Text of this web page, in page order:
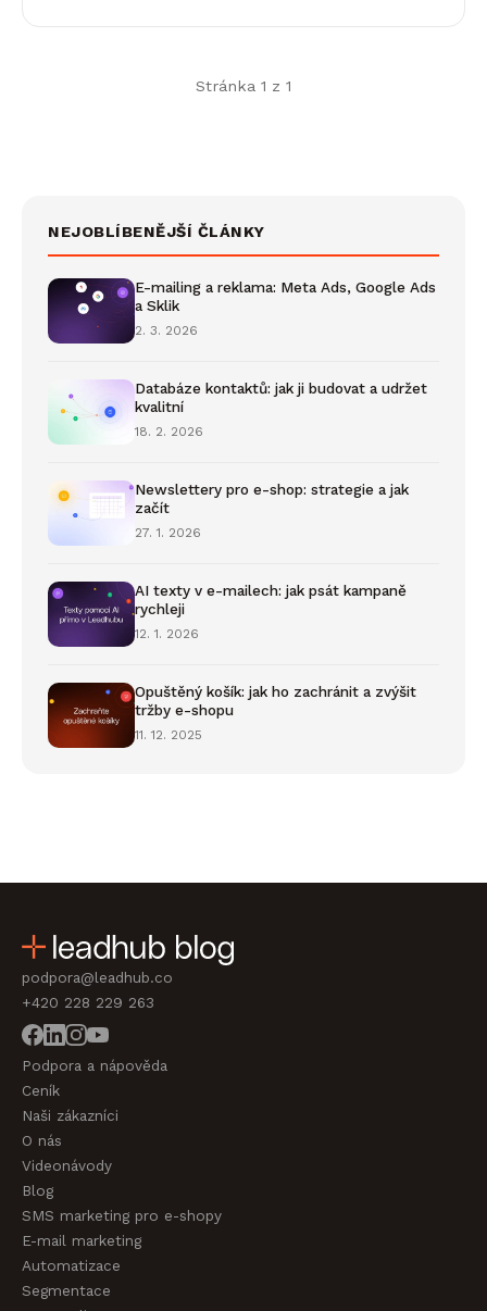
Stránka 1 z 1
NEJOBLÍBENĚJŠÍ ČLÁNKY
E-mailing a reklama: Meta Ads, Google Ads
a Sklik
2. 3. 2026
Databáze kontaktů: jak ji budovat a udržet
kvalitní
18. 2. 2026
Newslettery pro e-shop: strategie a jak
začít
27. 1. 2026
AI texty v e-mailech: jak psát kampaně
rychleji
12. 1. 2026
Opuštěný košík: jak ho zachránit a zvýšit
tržby e-shopu
11. 12. 2025
podpora@leadhub.co
+420 228 229 263
Podpora a nápověda
Ceník
Naši zákazníci
O nás
Videonávody
Blog
SMS marketing pro e-shopy
E-mail marketing
Automatizace
Segmentace